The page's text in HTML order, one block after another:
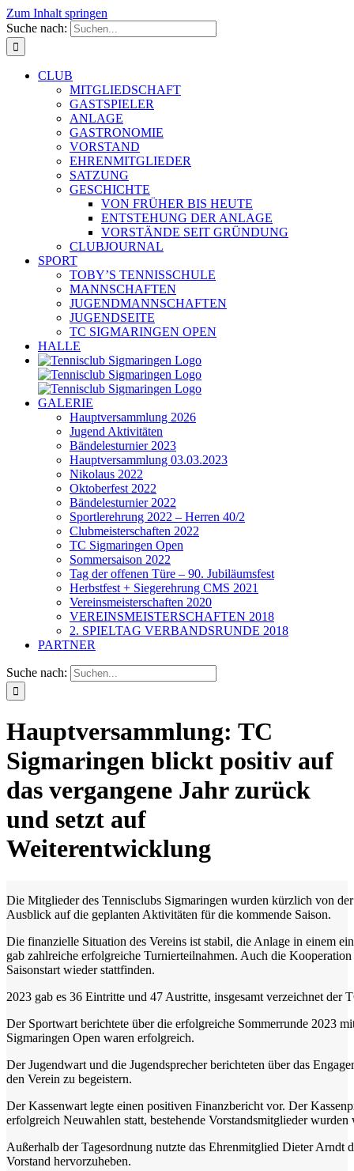
Zum Inhalt springen
Suche nach:
CLUB
MITGLIEDSCHAFT
GASTSPIELER
ANLAGE
GASTRONOMIE
VORSTAND
EHRENMITGLIEDER
SATZUNG
GESCHICHTE
VON FRÜHER BIS HEUTE
ENTSTEHUNG DER ANLAGE
VORSTÄNDE SEIT GRÜNDUNG
CLUBJOURNAL
SPORT
TOBY’S TENNISSCHULE
MANNSCHAFTEN
JUGENDMANNSCHAFTEN
JUGENDSEITE
TC SIGMARINGEN OPEN
HALLE
GALERIE
Hauptversammlung 2026
Jugend Aktivitäten
Bändelesturnier 2023
Hauptversammlung 03.03.2023
Nikolaus 2022
Oktoberfest 2022
Bändelesturnier 2022
Sportlerehrung 2022 – Herren 40/2
Clubmeisterschaften 2022
TC Sigmaringen Open
Sommersaison 2022
Tag der offenen Türe – 90. Jubiläumsfest
Herbstfest + Siegerehrung CMS 2021
Vereinsmeisterschaften 2020
VEREINSMEISTERSCHAFTEN 2018
2. SPIELTAG VERBANDSRUNDE 2018
PARTNER
Suche nach:
Hauptversammlung: TC
Sigmaringen blickt positiv auf
das vergangene Jahr zurück
und setzt auf
Weiterentwicklung
Die Mitglieder des Tennisclubs Sigmaringen wurden kürzlich von
Ausblick auf die geplanten Aktivitäten für die kommende Saison.
Die finanzielle Situation des Vereins ist stabil, die Anlage in einem
gab zahlreiche erfolgreiche Turnierteilnahmen. Auch die
Saisonstart wieder stattfinden.
2023 gab es 36 Eintritte und 47 Austritte, insgesamt verzeichnet
Der Sportwart berichtete über die erfolgreiche Sommerrunde 2023
Sigmaringen Open waren erfolgreich.
Der Jugendwart und die Jugendsprecher berichteten über das
den Verein zu begeistern.
Der Kassenwart legte einen positiven Finanzbericht vor. Der
erfolgreich Neuwahlen statt, bestehende Vorstandsmitglieder
Außerhalb der Tagesordnung nutzte das Ehrenmitglied Dieter
Vorstand hervorzuheben.